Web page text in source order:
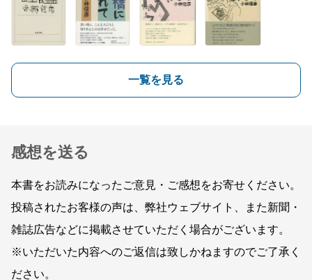
一覧を見る
感想を送る
本書をお読みになったご意見・ご感想をお寄せください。
投稿されたお客様の声は、弊社ウェブサイト、また新聞・
雑誌広告などに掲載させていただく場合がございます。
※いただいた内容へのご返信は致しかねますのでご了承く
ださい。